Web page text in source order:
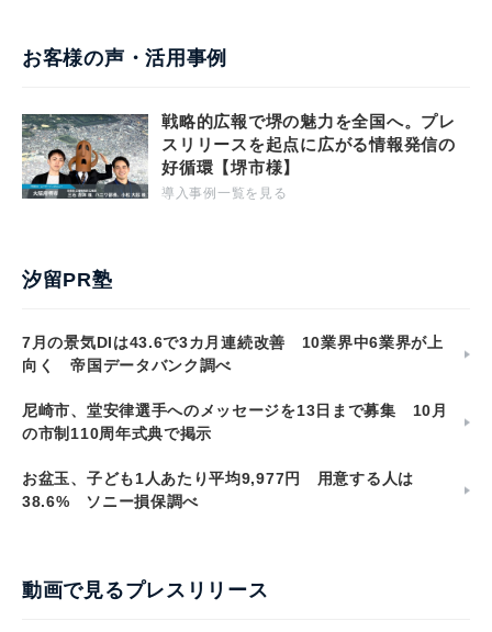
お客様の声・活用事例
戦略的広報で堺の魅力を全国へ。プレ
スリリースを起点に広がる情報発信の
好循環【堺市様】
導入事例一覧を見る
汐留PR塾
7月の景気DIは43.6で3カ月連続改善 10業界中6業界が上
向く 帝国データバンク調べ
尼崎市、堂安律選手へのメッセージを13日まで募集 10月
の市制110周年式典で掲示
お盆玉、子ども1人あたり平均9,977円 用意する人は
38.6% ソニー損保調べ
動画で見るプレスリリース